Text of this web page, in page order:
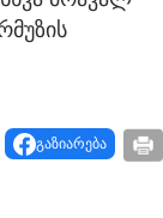
გაზიარება